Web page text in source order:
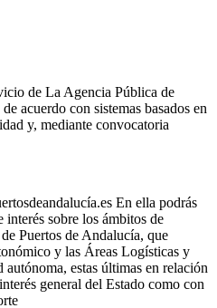
de La Agencia Pública de
acuerdo con sistemas basados en
y, mediante convocatoria
En ella podrás
sobre los ámbitos de
Puertos de Andalucía, que
y las Áreas Logísticas y
estas últimas en relación
general del Estado como con